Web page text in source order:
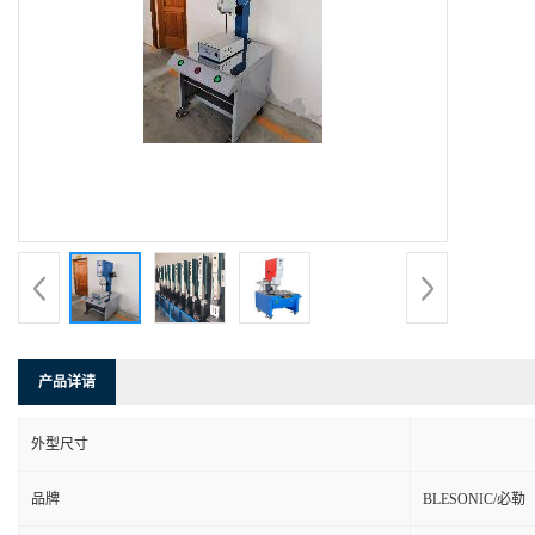
产品详请
外型尺寸
品牌 BLESONIC/必勒